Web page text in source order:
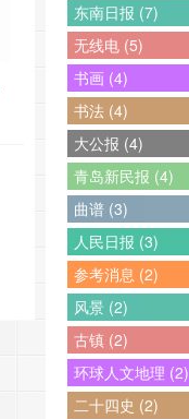
东南日报 (7)
无线电 (5)
书画 (4)
书法 (4)
大公报 (4)
青岛新民报 (4)
曲谱 (3)
人民日报 (3)
参考消息 (2)
风景 (2)
古镇 (2)
环球人文地理 (2)
二十四史 (2)